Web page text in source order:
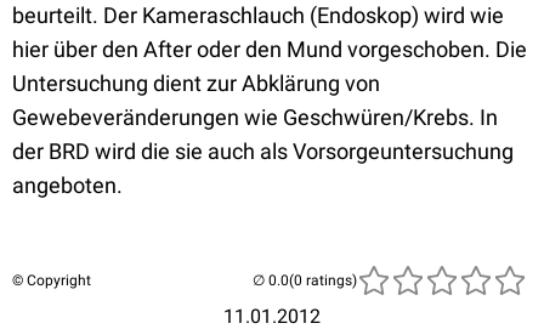
beurteilt. Der Kameraschlauch (Endoskop) wird wie
hier über den After oder den Mund vorgeschoben. Die
Untersuchung dient zur Abklärung von
Gewebeveränderungen wie Geschwüren/Krebs. In
der BRD wird die sie auch als Vorsorgeuntersuchung
angeboten.
© Copyright
11.01.2012
(0 ratings)